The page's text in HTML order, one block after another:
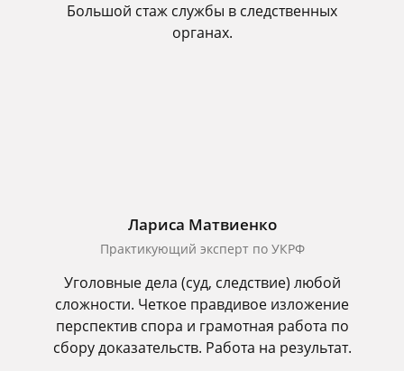
Большой стаж службы в следственных
органах.
Лариса Матвиенко
Практикующий эксперт по УКРФ
Уголовные дела (суд, следствие) любой
сложности. Четкое правдивое изложение
перспектив спора и грамотная работа по
сбору доказательств. Работа на результат.